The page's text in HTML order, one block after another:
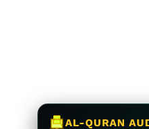
AL-QURAN